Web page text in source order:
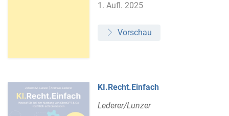
1. Aufl. 2025
Vorschau
KI.Recht.Einfach
Lederer/Lunzer